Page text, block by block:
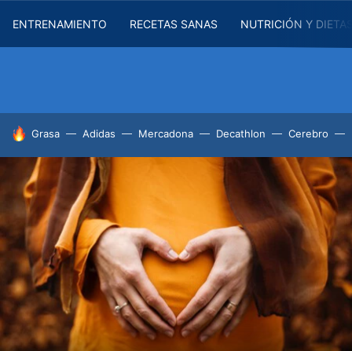
ENTRENAMIENTO RECETAS SANAS NUTRICIÓN Y
HOY SE HABLA DE
Grasa Adidas Mercadona Decathlon Cerebro